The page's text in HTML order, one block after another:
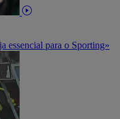
essencial para o Sporting»